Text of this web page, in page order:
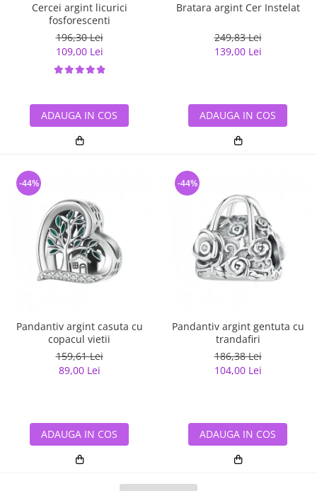
Cercei argint licurici
fosforescenti
196,30 Lei
109,00 Lei
ADAUGA IN COS
Bratara argint Cer Instelat
249,83 Lei
139,00 Lei
ADAUGA IN COS
Pandantiv argint casuta cu
copacul vietii
159,61 Lei
89,00 Lei
-44%
ADAUGA IN COS
Pandantiv argint gentuta cu
trandafiri
186,38 Lei
104,00 Lei
-44%
ADAUGA IN COS